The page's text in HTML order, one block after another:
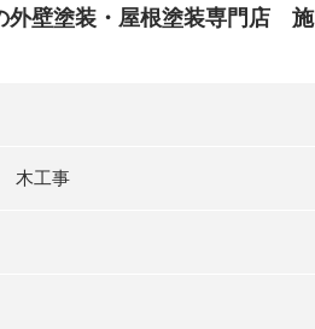
外壁塗装・屋根塗装専門店 施
木工事